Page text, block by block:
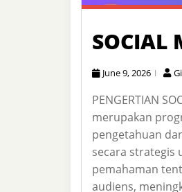
SOCIAL
June 9, 2026
PENGERTIAN
merupakan
pengetahuan
secara strategis
pemahaman
audiens,